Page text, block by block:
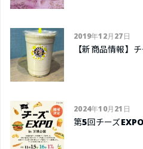
2019年12月27日
【新商品情報】
2024年10月21日
第5回チーズ